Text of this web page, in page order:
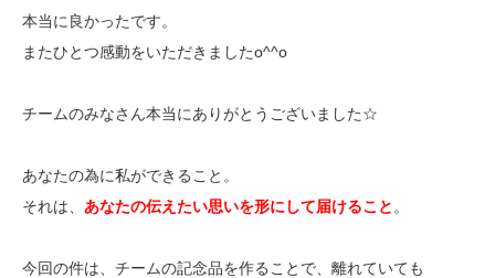
本当に良かったです。
またひとつ感動をいただきましたo^^o
チームのみなさん本当にありがとうございました☆
あなたの為に私ができること。
それは、 あなたの伝えたい思いを形にして届けること 。
今回の件は、チームの記念品を作ることで、離れていても